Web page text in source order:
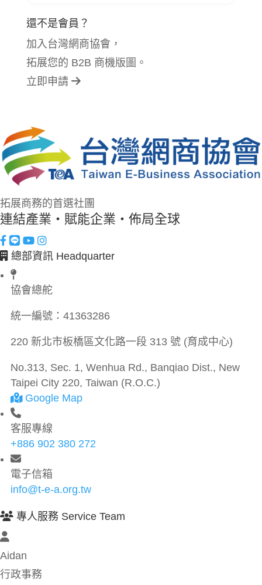
還不是會員？
加入台灣網商協會，
拓展您的 B2B 商機版圖。
立即申請
拓展商務的首選社團
連結產業・賦能企業・佈局全球
總部資訊 Headquarter
協會總舵
統一編號： 41363286
220 新北市板橋區文化路一段 313 號 (育成中心)
No.313, Sec. 1, Wenhua Rd., Banqiao Dist., New
Taipei City 220, Taiwan (R.O.C.)
Google Map
客服專線
+886 902 380 272
電子信箱
info@t-e-a.org.tw
專人服務 Service Team
Aidan
行政事務